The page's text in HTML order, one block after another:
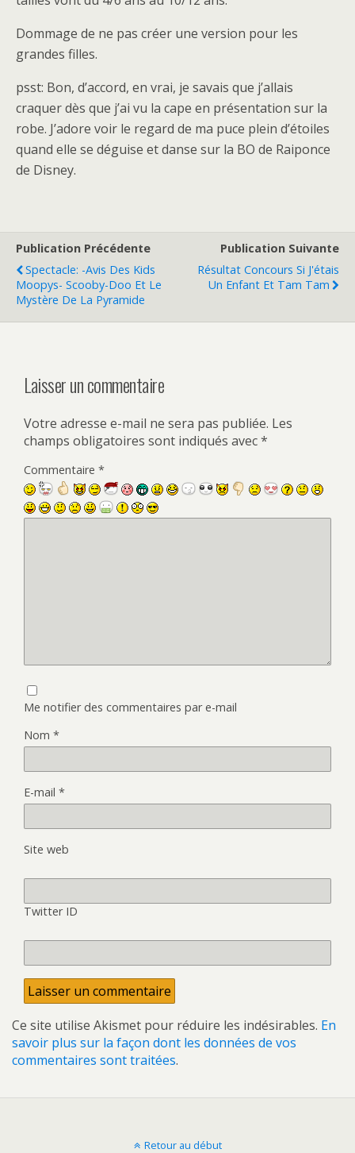
Dommage de ne pas créer une version pour les
grandes filles.
psst: Bon, d’accord, en vrai, je savais que j’allais
craquer dès que j’ai vu la cape en présentation sur la
robe. J’adore voir le regard de ma puce plein d’étoiles
quand elle se déguise et danse sur la BO de Raiponce
de Disney.
Publication Précédente
Spectacle: -avis Des Kids
Moopys- Scooby-Doo Et Le
Mystère De La Pyramide
Publication Suivante
Résultat Concours Si J'étais
Un Enfant Et Tam Tam
Laisser un commentaire
Votre adresse e-mail ne sera pas publiée. Les
champs obligatoires sont indiqués avec*
Commentaire *
Me notifier des commentaires par e-mail
Nom *
E-mail *
Site web
Twitter ID
Ce site utilise Akismet pour réduire les indésirables. En
savoir plus sur la façon dont les données de vos
commentaires sont traitées.
Retour au début